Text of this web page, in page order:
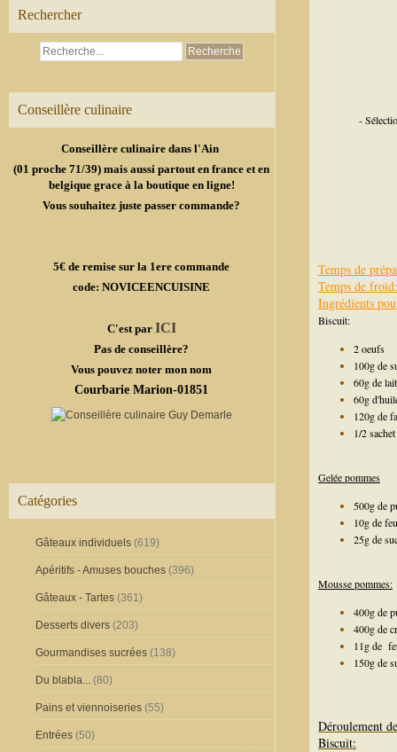
Rechercher
Conseillère culinaire
Conseillère culinaire dans l'Ain
(01 proche 71/39) mais aussi partout en france et en
belgique grace à la boutique en ligne!
Vous souhaitez juste passer commande?
5€ de remise sur la 1ere commande
code: NOVICEENCUISINE
C'est par ICI
Pas de conseillère?
Vous pouvez noter mon nom
Courbarie Marion-01851
Catégories
Gâteaux individuels (619)
Apéritifs - Amuses bouches (396)
Gâteaux - Tartes (361)
Desserts divers (203)
Gourmandises sucrées (138)
Du blabla... (80)
Pains et viennoiseries (55)
Entrées (50)
-
Temps de
Temps de
Ingrédients
Biscuit:
2 oeufs
100g de
60g de lait
60g
120g de
1/2
Gelée pommes
500g de
10g de
25g de
Mousse pommes:
400g de
400g de
11g de
150g de
Déroulement
Biscuit: